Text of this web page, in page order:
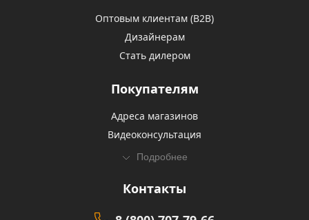
Оптовым клиентам (В2В)
Дизайнерам
Стать дилером
Покупателям
Адреса магазинов
Видеоконсультация
Подробнее
Контакты